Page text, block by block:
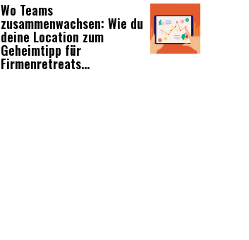
Wo Teams
zusammenwachsen: Wie du
deine Location zum
Geheimtipp für
Firmenretreats...